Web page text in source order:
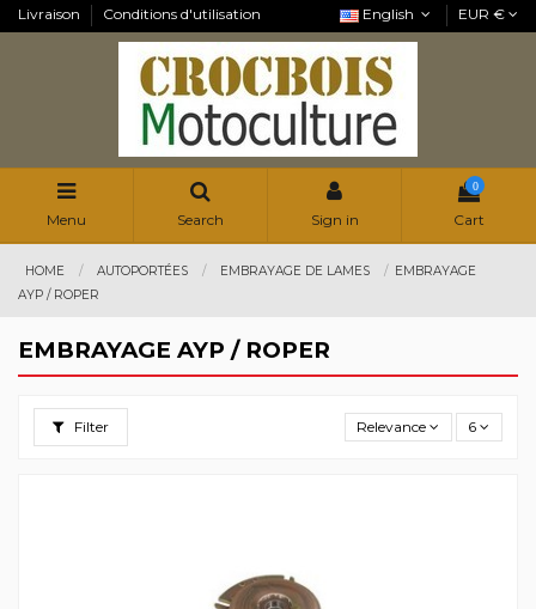
Livraison Conditions d'utilisation English EUR €
Menu Search Sign in
0
Cart
HOME AUTOPORTÉES EMBRAYAGE DE LAMES
EMBRAYAGE
AYP / ROPER
EMBRAYAGE AYP / ROPER
Filter Relevance 6